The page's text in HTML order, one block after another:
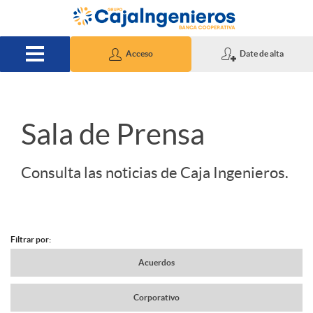
Saltar al contenido principal
Acceso Date de alta
S
Sala de Prensa
Consulta las noticias de Caja Ingenieros.
N
Filtrar por:
Acuerdos
Corporativo